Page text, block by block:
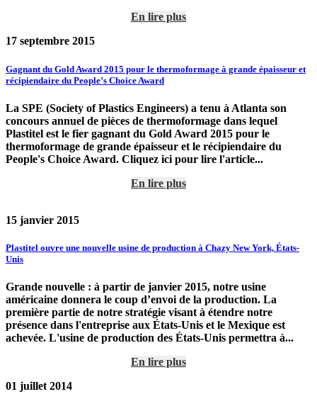
En lire plus
17 septembre 2015
Gagnant du Gold Award 2015 pour le thermoformage à grande épaisseur et
récipiendaire du People’s Choice Award
La SPE (Society of Plastics Engineers) a tenu à Atlanta son
concours annuel de pièces de thermoformage dans lequel
Plastitel est le fier gagnant du Gold Award 2015 pour le
thermoformage de grande épaisseur et le récipiendaire du
People's Choice Award. Cliquez ici pour lire l'article...
En lire plus
15 janvier 2015
Plastitel ouvre une nouvelle usine de production à Chazy New York, États-
Unis
Grande nouvelle : à partir de janvier 2015, notre usine
américaine donnera le coup d’envoi de la production. La
première partie de notre stratégie visant à étendre notre
présence dans l'entreprise aux États-Unis et le Mexique est
achevée. L'usine de production des États-Unis permettra à...
En lire plus
01 juillet 2014